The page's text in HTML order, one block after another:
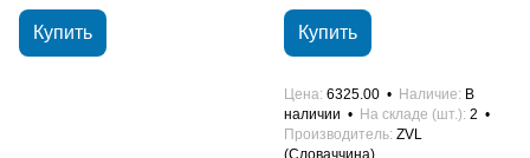
Купить Купить
Цена 6325.00 Наличие
В
наличии
На складе (шт.) 2
Производитель ZVL
(Словаччина)